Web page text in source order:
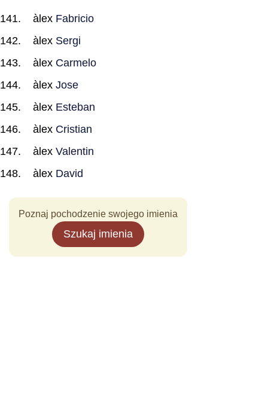
àlex Fabricio
àlex Sergi
àlex Carmelo
àlex Jose
àlex Esteban
àlex Cristian
àlex Valentin
àlex David
Poznaj pochodzenie swojego imienia
Szukaj imienia